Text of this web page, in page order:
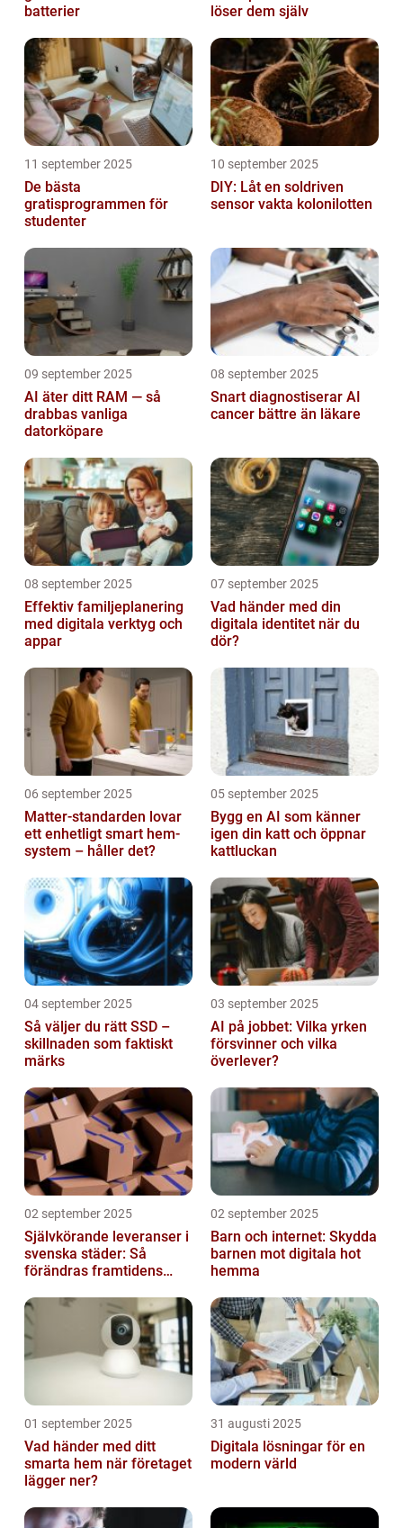
batterier
löser dem själv
11 september 2025
De bästa
gratisprogrammen för
studenter
10 september 2025
DIY: Låt en soldriven
sensor vakta kolonilotten
09 september 2025
AI äter ditt RAM — så
drabbas vanliga
datorköpare
08 september 2025
Snart diagnostiserar AI
cancer bättre än läkare
08 september 2025
Effektiv familjeplanering
med digitala verktyg och
appar
07 september 2025
Vad händer med din
digitala identitet när du
dör?
06 september 2025
Matter-standarden lovar
ett enhetligt smart hem-
system – håller det?
05 september 2025
Bygg en AI som känner
igen din katt och öppnar
kattluckan
04 september 2025
Så väljer du rätt SSD –
skillnaden som faktiskt
märks
03 september 2025
AI på jobbet: Vilka yrken
försvinner och vilka
överlever?
02 september 2025
Självkörande leveranser i
svenska städer: Så
förändras framtidens
02 september 2025
Barn och internet: Skydda
barnen mot digitala hot
hemma
01 september 2025
Vad händer med ditt
smarta hem när företaget
lägger ner?
31 augusti 2025
Digitala lösningar för en
modern värld